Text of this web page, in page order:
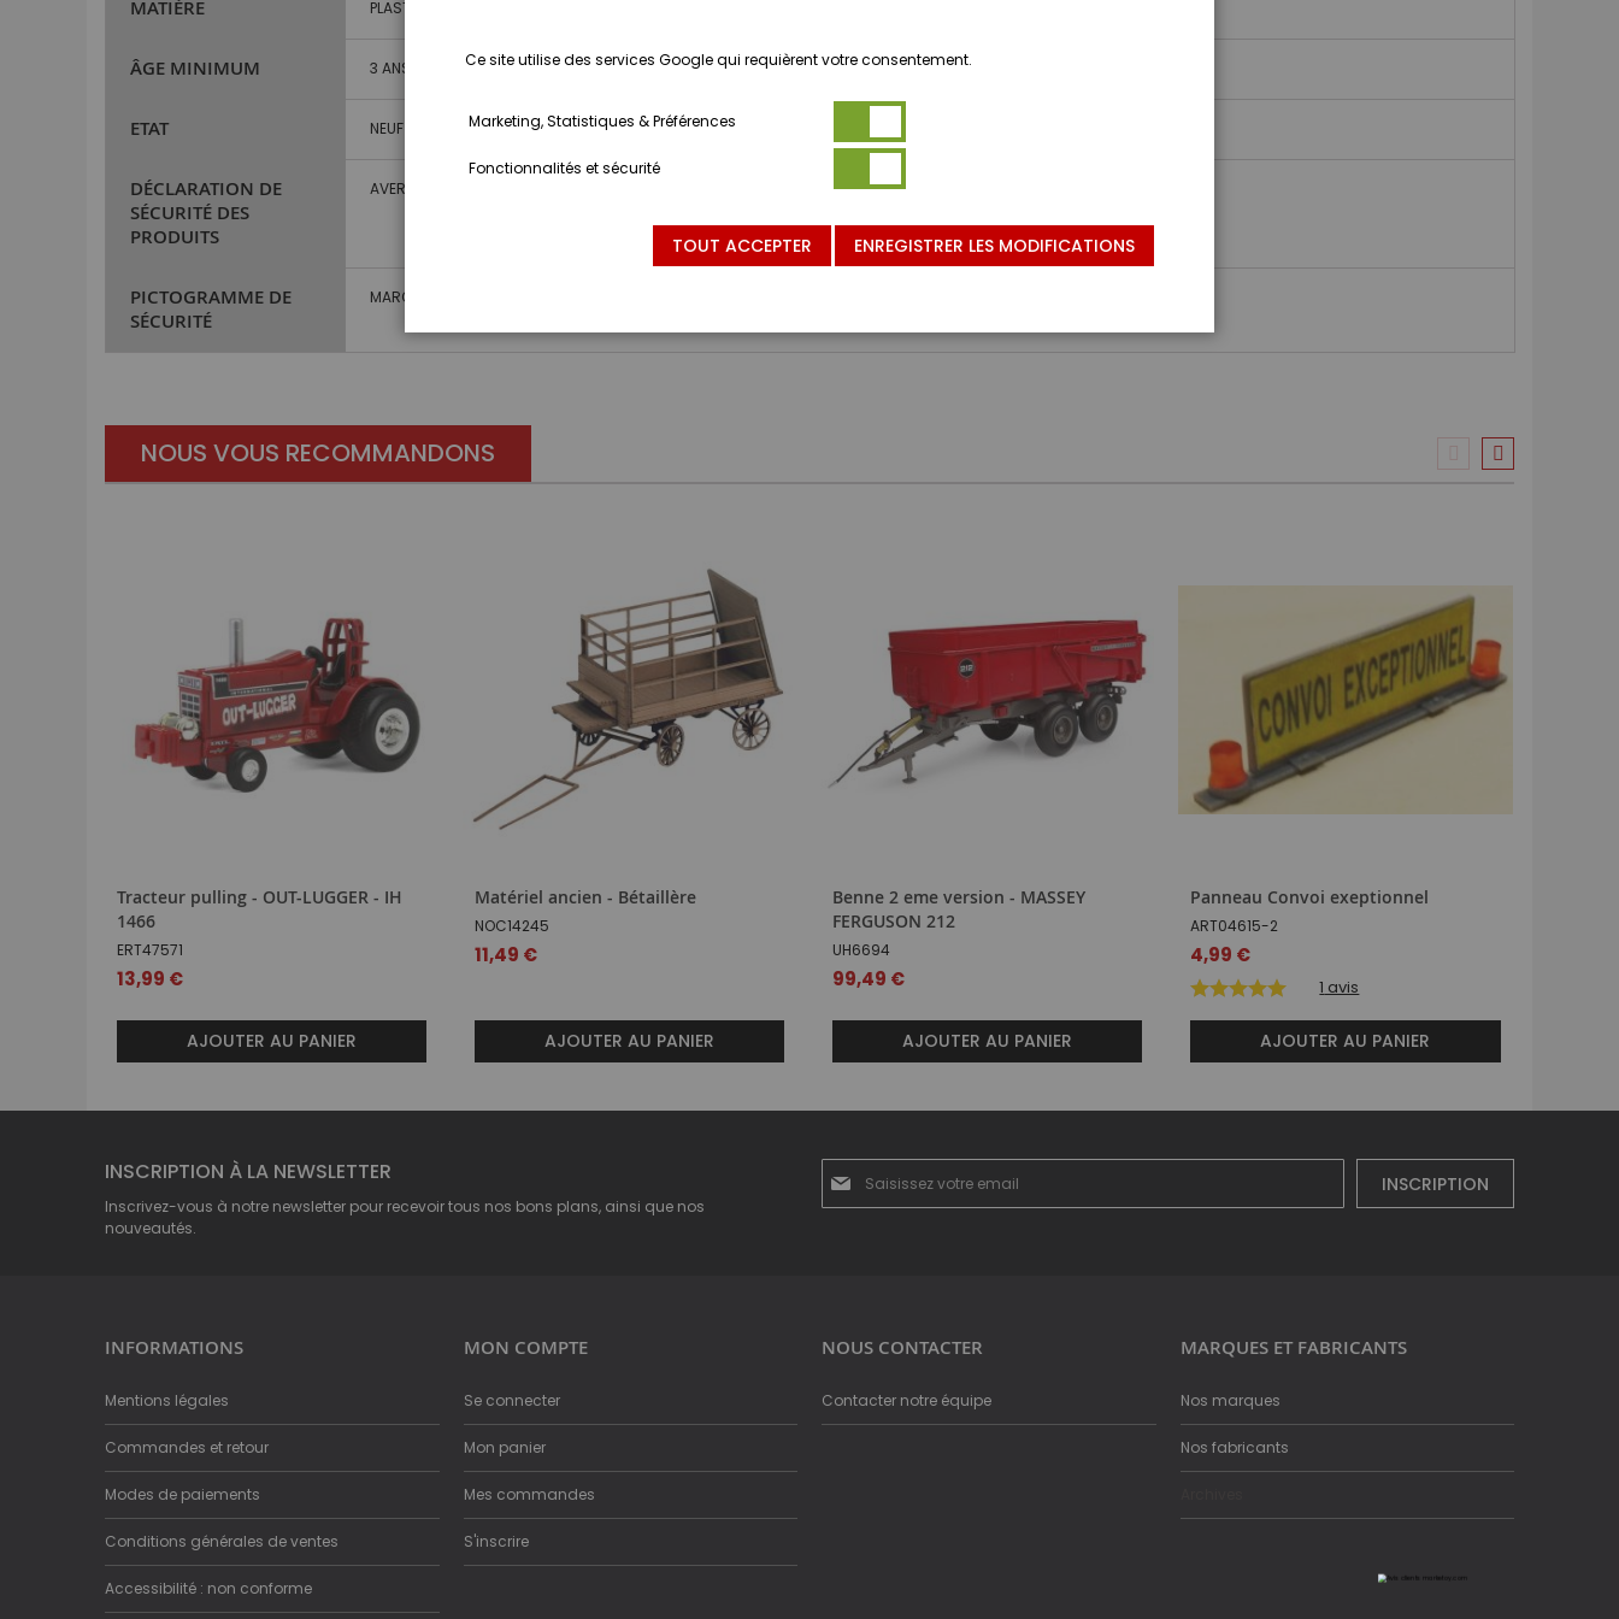
MATIÈRE PLASTIQUE
ÂGE MINIMUM 3 ANS ET PLUS
ETAT NEUF
DÉCLARATION DE
SÉCURITÉ DES
PRODUITS
AVERTISSEMENT : NE CONVIENT PAS AUX ENFANTS DE MOINS DE 3 ANS.
PICTOGRAMME DE
SÉCURITÉ
MARQUAGE CE
NOUS VOUS RECOMMANDONS
Tracteur pulling - OUT-LUGGER - IH
1466
ERT47571
13,99 €
AJOUTER AU PANIER
Matériel ancien - Bétaillère
NOC14245
11,49 €
AJOUTER AU PANIER
Benne 2 eme version - MASSEY
FERGUSON 212
UH6694
99,49 €
AJOUTER AU PANIER
Panneau Convoi exeptionnel
ART04615-2
4,99 €
1 avis
AJOUTER AU PANIER
INSCRIPTION À LA NEWSLETTER
Inscrivez-vous à notre newsletter pour recevoir tous nos bons plans, ainsi que nos
nouveautés.
notre
INSCRIPTION
INFORMATIONS
Mentions légales
Commandes et retour
Modes de paiements
Conditions générales de ventes
Accessibilité : non conforme
MON COMPTE
Se connecter
Mon panier
Mes commandes
S'inscrire
NOUS CONTACTER
Contacter notre équipe
MARQUES ET FABRICANTS
Nos marques
Nos fabricants
Ce site utilise des services Google qui requièrent votre consentement.
Marketing, Statistiques & Préférences
Fonctionnalités et sécurité
TOUT ACCEPTER ENREGISTRER LES MODIFICATIONS